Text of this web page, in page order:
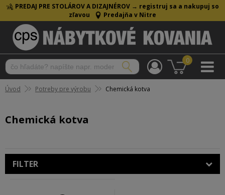
PREDAJ PRE STOLÁROV A DIZAJNÉROV → registruj sa a nakupuj so
zľavou
Predajňa v Nitre
0
Úvod Potreby pre výrobu Chemická kotva
Chemická kotva
FILTER